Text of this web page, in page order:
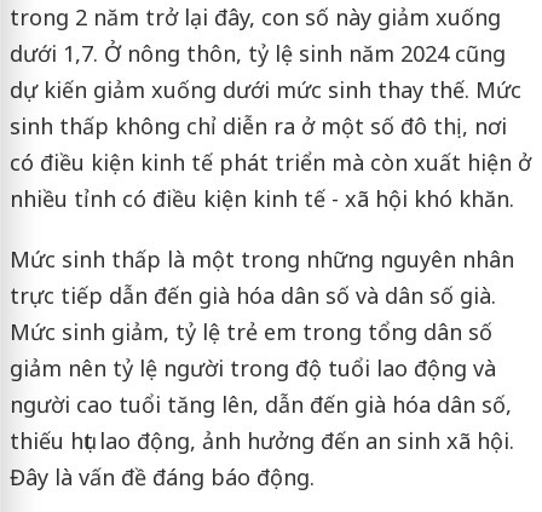
trong 2 năm trở lại đây, con số này giảm xuống
dưới 1,7. Ở nông thôn, tỷ lệ sinh năm 2024 cũng
dự kiến giảm xuống dưới mức sinh thay thế. Mức
sinh thấp không chỉ diễn ra ở một số đô thị, nơi
có điều kiện kinh tế phát triển mà còn xuất hiện ở
nhiều tỉnh có điều kiện kinh tế - xã hội khó khăn.
Mức sinh thấp là một trong những nguyên nhân
trực tiếp dẫn đến già hóa dân số và dân số già.
Mức sinh giảm, tỷ lệ trẻ em trong tổng dân số
giảm nên tỷ lệ người trong độ tuổi lao động và
người cao tuổi tăng lên, dẫn đến già hóa dân số,
thiếu hụt lao động, ảnh hưởng đến an sinh xã hội.
Đây là vấn đề đáng báo động.